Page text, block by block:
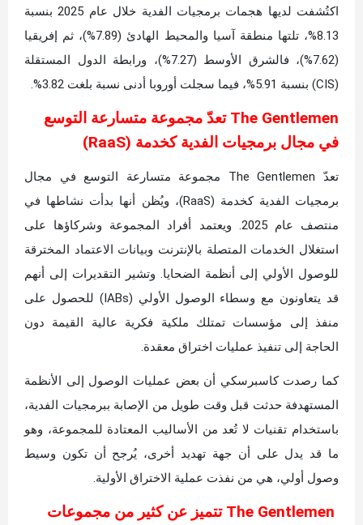
اكتُشفت لديها هجمات برمجيات الفدية خلال عام 2025 بنسبة
8.13%، تلتها منطقة آسيا والمحيط الهادئ (7.89%)، ثم إفريقيا
(7.62%)، فالشرق الأوسط (7.27%)، ورابطة الدول المستقلة
(CIS) بنسبة 5.91%، فيما سجلت أوروبا أدنى نسبة بلغت 3.82%.
The Gentlemen تعدّ مجموعة متسارعة التوسع
في مجال برمجيات الفدية كخدمة (RaaS)
تعدّ The Gentlemen مجموعة متسارعة التوسع في مجال
برمجيات الفدية كخدمة (RaaS)، ويُظن أنها بدأت نشاطها في
منتصف عام 2025. ويعتمد أفراد المجموعة وشركاؤها على
استغلال الخدمات المتصلة بالإنترنت وبيانات الاعتماد المخترقة
للوصول الأولي إلى أنظمة الضحايا. وتشير التقديرات إلى أنهم
قد يتعاونون مع وسطاء الوصول الأولي (IABs) للحصول على
منفذ إلى مؤسسات تمتلك ملكية فكرية عالية القيمة دون
الحاجة إلى تنفيذ عمليات اختراق معقدة.
كما رصدت كاسبرسكي أن بعض عمليات الوصول إلى الأنظمة
المستهدفة حدثت قبل وقت طويل من الإصابة ببرمجيات الفدية،
باستخدام تقنيات لا تُعد من الأساليب المعتادة للمجموعة، وهو
ما قد يدل على أن جهة تهديد أخرى، يُرجح أن تكون وسيط
وصول أولي، هي من نفذت عملية الاختراق الأولية.
The Gentlemen تتميز عن كثير من مجموعات